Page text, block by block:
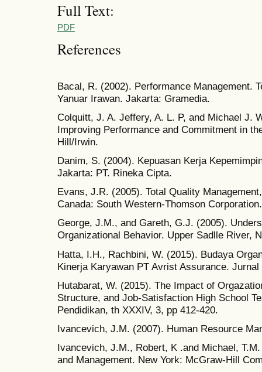
Full Text:
PDF
References
Bacal, R. (2002). Performance Management.
Yanuar Irawan. Jakarta: Gramedia.
Colquitt, J. A. Jeffery, A. L. P, and Michael J.
Improving Performance and Commitment in
Hill/Irwin.
Danim, S. (2004). Kepuasan Kerja
Jakarta: PT. Rineka Cipta.
Evans, J.R. (2005). Total Quality
Canada: South Western-Thomson Corporation.
George, J.M., and Gareth, G.J. (2005).
Organizational Behavior. Upper Sadlle River,
Hatta, I.H., Rachbini, W. (2015). Budaya
Kinerja Karyawan PT Avrist Assurance.
Hutabarat, W. (2015). The Impact of
Structure, and Job-Satisfaction High School
Pendidikan, th XXXIV, 3, pp 412-420.
Ivancevich, J.M. (2007). Human Resource
Ivancevich, J.M., Robert, K .and Michael,
and Management. New York: McGraw-Hill